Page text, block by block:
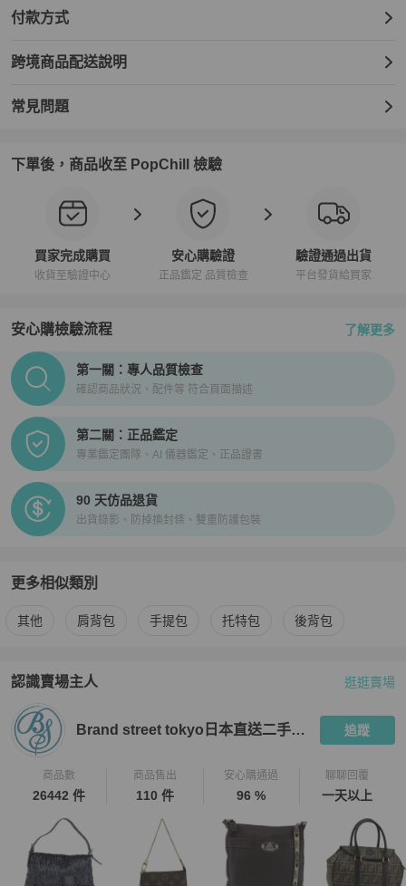
商品圖文相符以及二次鑑定和確認缺件，如存在重大落差，平台將提
供拍照服務，買家有權利取消訂單，無須支付任何費用。
【PopChill 香港購物保障】
★ 香港地區：下單時於 PopChill 付費港幣399元加購安心購（正貨鑑
照服務，買家有權利取消訂單，無須支付任何費用。
【PopChill 全球購物保障】
★若商品不通過PopChill 的品質檢查和鑑定，您的訂單將被取消，系
★ 鑑定將使用美國第三方權威專業鑑定機構之服務，大多數加贈正貨
證書，部分含鑑定分析。
【寄送時程相關】
★ 空運直送 │ 縮短您的等待時間
★ 依寄達國家區域、驗關、航班或氣候等不可控制因素而異。
★ 商品由境外寄至 PopChill 驗證中心鑑定（鑑證）通過後才配送，
因此比一般包裹需要多 2～3天的鑑定（鑑證）與檢查作業時間。
【商品瑕疵說明】
★ 日本中古奢侈品市場對於商品進行分級，讓消費者即使透過網購，
也能從英文字母等級（SA．A 級．B 級．BC 級）判斷商品的保存狀
況。
★ 二手商品非新品，圖文已盡力完整敘述細節，請買家務必將商品照
片放大看，並綜合商品圖片和文字去綜合考量與判斷。
明確標示等級，如下單即表示可接受商品狀況。
標準的不同，請務必下單前詳細確認商品照片細節和商品情報說明文
★ 中古品有正常使用痕跡，瑕疵基本已拍出，細節如圖，了解更多請
使用APP聊聊和客服聯繫。
★包袋尺寸由於測量手法不同，誤差在1cm-3cm屬於正常範圍，正常
範圍內誤差不作為退換貨依據。
【PopChill 台北 │ 香港 中英文雙語客戶服務】
★ 商品出售人授權 PopChill 台灣提供友善之中英文雙語客戶服務。
Chill 會幫您代為詢問日本賣家。
★ App 版聊聊服務時間：週一到週五 09:30～18:30。
★ 二手商品只有一件，如商品已經在原網站上被售出、刪除，PopC
付款方式
跨境商品配送說明
常見問題
下單後，商品收至 PopChill 檢驗
買家完成購買
收貨至驗證中心
安心購驗證
正品鑑定 品質檢查
驗證通過出貨
平台發貨給買家
安心購檢驗流程 了解更多
PopChill拍拍圈正品驗證、安心購檢驗流程介紹
第一關：專人品質檢查
確認商品狀況、配件等 符合頁面描述
第二關：正品鑑定
專業鑑定團隊、AI 儀器鑑定、正品證書
90 天仿品退貨
出貨錄影、防掉換封條、雙重防護包裝
更多相似類別
更多Fendi 女包相似商品推薦
其他 肩背包 手提包 托特包 後背包
認識賣場主人
PopChill 拍拍圈嚴選賣家 Brand street tokyo日本直送二手名牌
逛逛賣場
Brand street tokyo日本直送二手名牌 追蹤
商品數
26442 件
商品售出
110 件
安心購通過
96 %
聊聊回覆
一天以上